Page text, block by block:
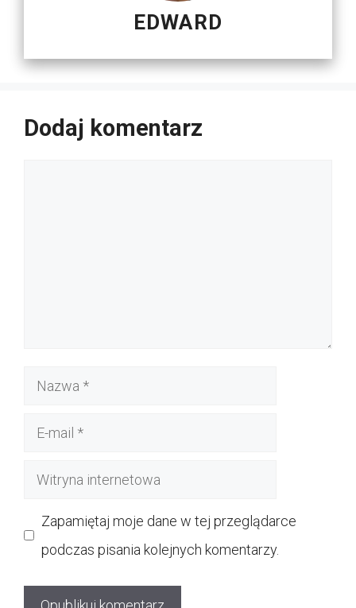
EDWARD
Dodaj komentarz
Nazwa
Witryna
Zapamiętaj moje dane w tej przeglądarce
podczas pisania kolejnych komentarzy.